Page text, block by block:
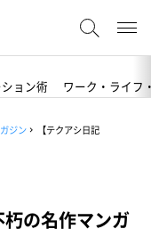
ョン術 ワーク・ライフ
ジン
【テクアシ日記
の名作マンガ